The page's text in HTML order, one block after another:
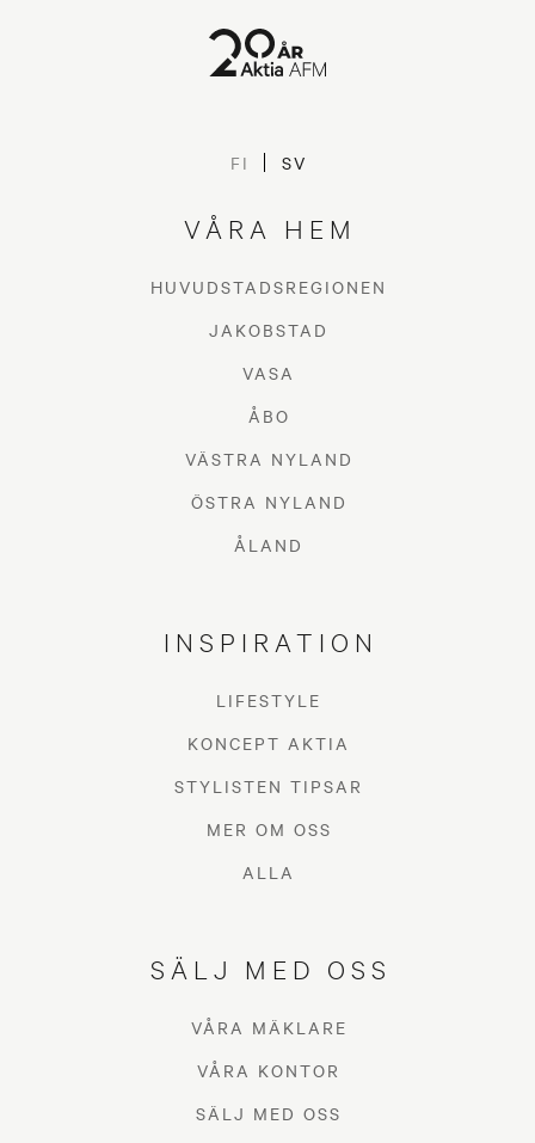
FI SV
VÅRA HEM
HUVUDSTADSREGIONEN
JAKOBSTAD
VASA
ÅBO
VÄSTRA NYLAND
ÖSTRA NYLAND
ÅLAND
INSPIRATION
LIFESTYLE
KONCEPT AKTIA
STYLISTEN TIPSAR
MER OM OSS
ALLA
SÄLJ MED OSS
VÅRA MÄKLARE
VÅRA KONTOR
SÄLJ MED OSS